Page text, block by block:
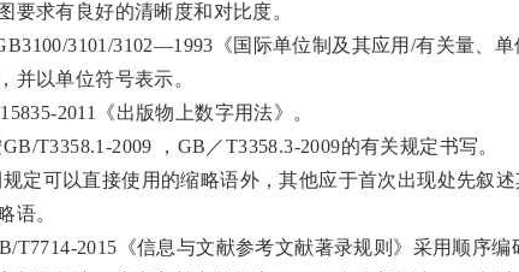
要求有良好的清晰度和对比度。
3101/3102—1993《国际单位制及其应用/有关量、
并以单位符号表示。
2011《出版物上数字用法》。
T3358.1-2009 ，GB／T3358.3-2009的有关规定书写。
定可以直接使用的缩略语外，其他应于首次出现处先叙
语。
T7714-2015《信息与文献参考文献著录规则》采用顺序